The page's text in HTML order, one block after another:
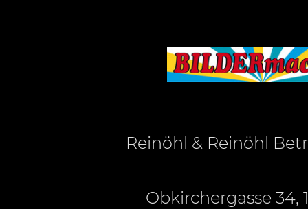
Reinöhl & Reinöhl
Obkirchergasse 34,